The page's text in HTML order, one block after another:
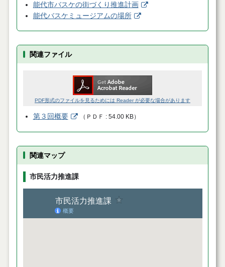
能代市バスケの街づくり推進計画
能代バスケミュージアムの場所
関連ファイル
PDF形式のファイルを見るためには Reader が必要な場合があります
第３回概要 （ ＰＤＦ 54.00 KB）
関連マップ
市民活力推進課